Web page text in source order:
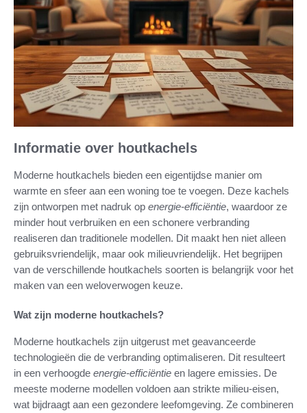
Informatie over houtkachels
Moderne houtkachels bieden een eigentijdse manier om
warmte en sfeer aan een woning toe te voegen. Deze kachels
zijn ontworpen met nadruk op energie-efficiëntie, waardoor ze
minder hout verbruiken en een schonere verbranding
realiseren dan traditionele modellen. Dit maakt hen niet alleen
gebruiksvriendelijk, maar ook milieuvriendelijk. Het begrijpen
van de verschillende houtkachels soorten is belangrijk voor het
maken van een weloverwogen keuze.
Wat zijn moderne houtkachels?
Moderne houtkachels zijn uitgerust met geavanceerde
technologieën die de verbranding optimaliseren. Dit resulteert
in een verhoogde energie-efficiëntie en lagere emissies. De
meeste moderne modellen voldoen aan strikte milieu-eisen,
wat bijdraagt aan een gezondere leefomgeving. Ze combineren